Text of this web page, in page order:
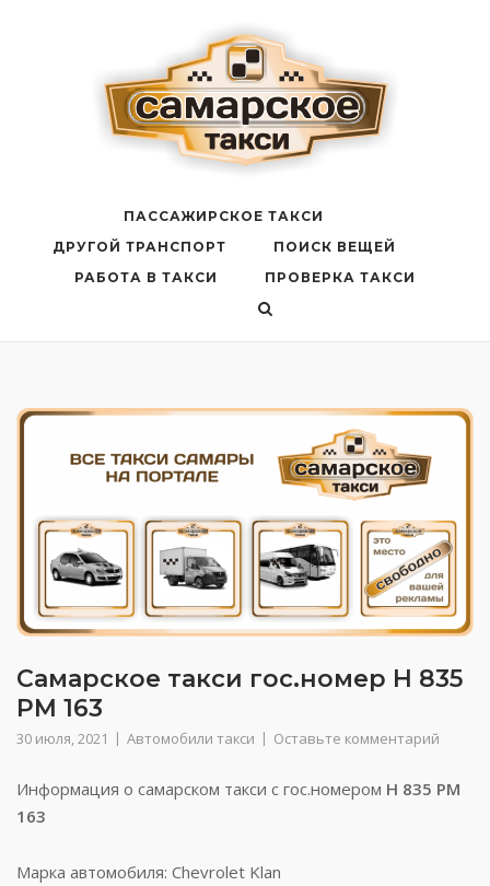
ПАССАЖИРСКОЕ ТАКСИ
ДРУГОЙ ТРАНСПОРТ
ПОИСК ВЕЩЕЙ
РАБОТА В ТАКСИ
ПРОВЕРКА ТАКСИ
Самарское такси гос.номер Н 835
РМ 163
30 июля, 2021 Автомобили такси Оставьте комментарий
Информация о самарском такси с гос.номером Н 835 РМ
163
Марка автомобиля: Chevrolet Klan